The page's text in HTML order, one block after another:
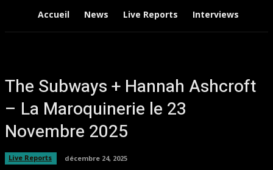
Accueil News Live Reports Interviews
The Subways + Hannah Ashcroft
– La Maroquinerie le 23
Novembre 2025
Live Reports décembre 24, 2025